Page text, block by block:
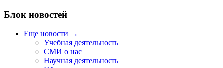
Блок новостей
Еще новости →
Учебная деятельность
СМИ о нас
Научная деятельность